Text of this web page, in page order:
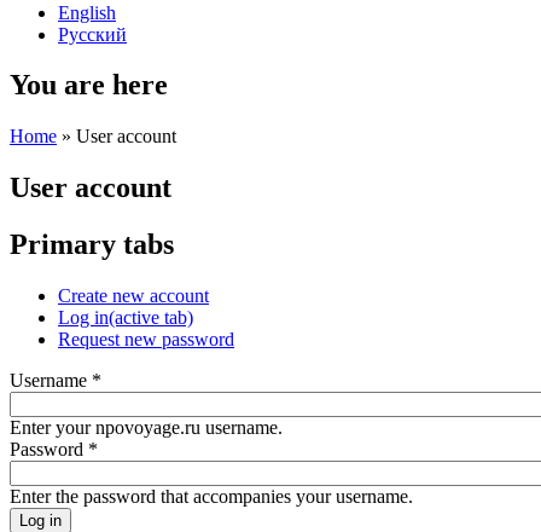
English
Русский
You are here
Home » User account
User account
Primary tabs
Create new account
Log in(active tab)
Request new password
Username *
Enter your npovoyage.ru username.
Password *
Enter the password that accompanies your username.